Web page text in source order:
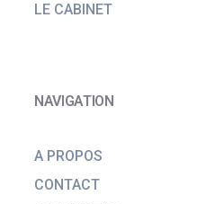
LE CABINET
NAVIGATION
A PROPOS
CONTACT